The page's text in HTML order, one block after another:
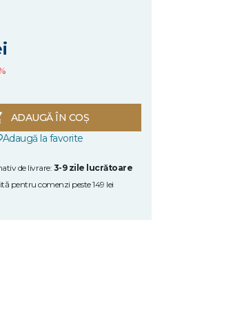
ADAUGĂ ÎN COȘ
Adaugă la favorite
de livrare: 3-9 zile lucrătoare
pentru comenzi peste 149 lei